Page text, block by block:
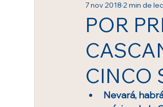
Royal Ballet & Opera
POR
CINCO
7 nov 2018 2 min de
Nevará,